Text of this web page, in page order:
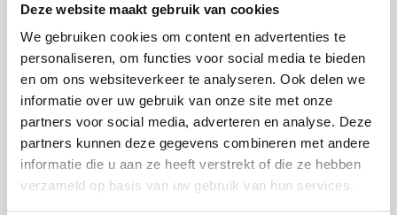
Deze website maakt gebruik van cookies
We gebruiken cookies om content en advertenties te
personaliseren, om functies voor social media te bieden
en om ons websiteverkeer te analyseren. Ook delen we
informatie over uw gebruik van onze site met onze
partners voor social media, adverteren en analyse. Deze
partners kunnen deze gegevens combineren met andere
informatie die u aan ze heeft verstrekt of die ze hebben
verzameld op basis van uw gebruik van hun services.